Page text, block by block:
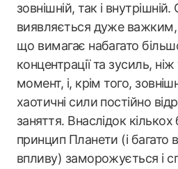
зовнішній, так і
виявляється дуже
що вимагає набагато
концентрації та зусиль,
момент, і, крім того,
хаотичні сили постійно
заняття. Внаслідок
принцип Планети (і багато
впливу) заморожується і